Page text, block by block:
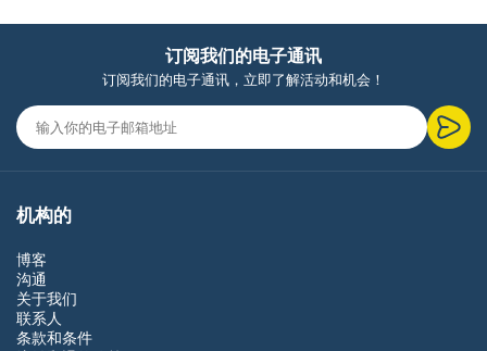
订阅我们的电子通讯
订阅我们的电子通讯，立即了解活动和机会！
机构的
博客
沟通
关于我们
联系人
条款和条件